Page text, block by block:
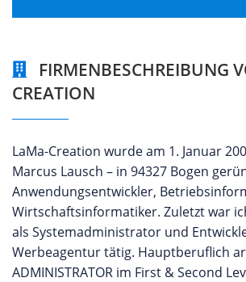
FIRMENBESCHREIBUNG
CREATION
LaMa-Creation wurde am 1. Januar
Marcus Lausch – in 94327 Bogen
Anwendungsentwickler,
Wirtschaftsinformatiker. Zuletzt war
als Systemadministrator und
Werbeagentur tätig. Hauptberuflich
ADMINISTRATOR im First & Second